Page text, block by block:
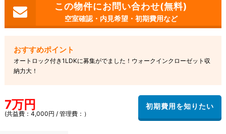
空室確認・内見希望・初期費用など
オートロック付き1LDKに募集がでました！ウォークインクローゼット収
納力大！
7万円
(共益費：4,000円 / 管理費：）